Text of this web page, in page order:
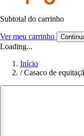
Subtotal do carrinho
Ver meu carrinho
Loading...
Início
/ Casaco de